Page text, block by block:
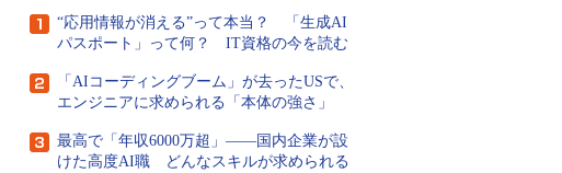
“応用情報が消える”って本当？ 「生成AI
パスポート」って何？ IT資格の今を読む
「AIコーディングブーム」が去ったUSで、
エンジニアに求められる「本体の強さ」
最高で「年収6000万超」――国内企業が設
けた高度AI職 どんなスキルが求められる